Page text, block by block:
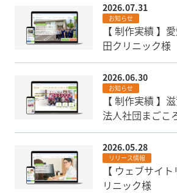
2026.07.31
お知らせ
【 制作実績 】
田クリニック様
2026.06.30
お知らせ
【 制作実績 】
法人社団まご
2026.05.28
リリース情報
【 ウェブサイ
リニック様